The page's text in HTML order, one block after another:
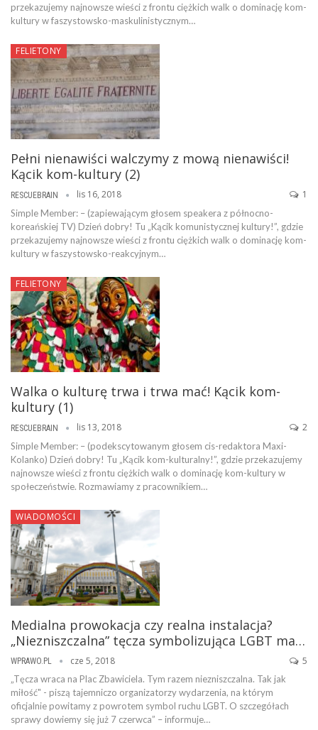
przekazujemy najnowsze wieści z frontu ciężkich walk o dominację kom-
kultury w faszystowsko-maskulinistycznym…
FELIETONY
Pełni nienawiści walczymy z mową nienawiści!
Kącik kom-kultury (2)
RESCUEBRAIN lis 16, 2018 1
Simple Member: – (zapiewającym głosem speakera z północno-
koreańskiej TV) Dzień dobry! Tu „Kącik komunistycznej kultury!”, gdzie
przekazujemy najnowsze wieści z frontu ciężkich walk o dominację kom-
kultury w faszystowsko-reakcyjnym…
FELIETONY
Walka o kulturę trwa i trwa mać! Kącik kom-
kultury (1)
RESCUEBRAIN lis 13, 2018 2
Simple Member: – (podekscytowanym głosem cis-redaktora Maxi-
Kolanko) Dzień dobry! Tu „Kącik kom-kulturalny!”, gdzie przekazujemy
najnowsze wieści z frontu ciężkich walk o dominację kom-kultury w
społeczeństwie. Rozmawiamy z pracownikiem…
WIADOMOŚCI
Medialna prowokacja czy realna instalacja?
„Niezniszczalna” tęcza symbolizująca LGBT ma…
WPRAWO.PL cze 5, 2018 5
„Tęcza wraca na Plac Zbawiciela. Tym razem niezniszczalna. Tak jak
miłość" - piszą tajemniczo organizatorzy wydarzenia, na którym
oficjalnie powitamy z powrotem symbol ruchu LGBT. O szczegółach
sprawy dowiemy się już 7 czerwca” – informuje…